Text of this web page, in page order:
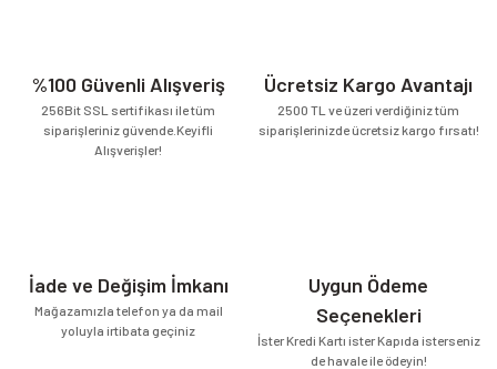
%100 Güvenli Alışveriş
256Bit SSL sertifikası ile tüm
siparişleriniz güvende.Keyifli
Alışverişler!
Ücretsiz Kargo Avantajı
2500 TL ve üzeri verdiğiniz tüm
siparişlerinizde ücretsiz kargo fırsatı!
İade ve Değişim İmkanı
Mağazamızla telefon ya da mail
yoluyla irtibata geçiniz
Uygun Ödeme
Seçenekleri
İster Kredi Kartı ister Kapıda isterseniz
de havale ile ödeyin!